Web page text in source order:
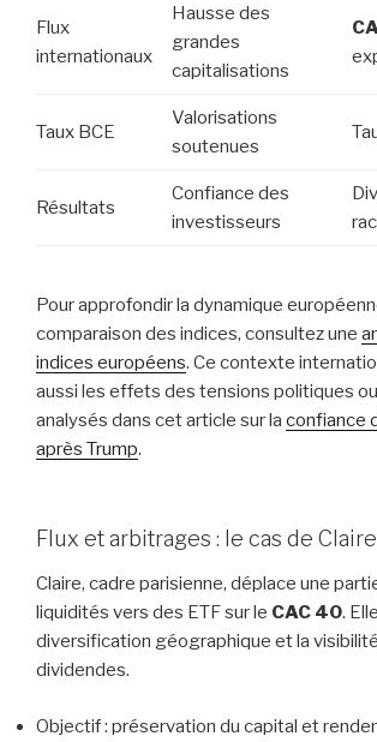
Flux
internationaux
Hausse des
grandes
capitalisations
Taux BCE
Valorisations
soutenues
Résultats
Confiance des
investisseurs
Pour approfondir la dynamique
comparaison des indices, consultez une
indices européens. Ce contexte
aussi les effets des tensions politiques
analysés dans cet article sur la confiance
après Trump.
Flux et arbitrages : le cas de Claire
Claire, cadre parisienne, déplace une
liquidités vers des ETF sur le CAC 40.
diversification géographique et la
dividendes.
Objectif : préservation du capital et